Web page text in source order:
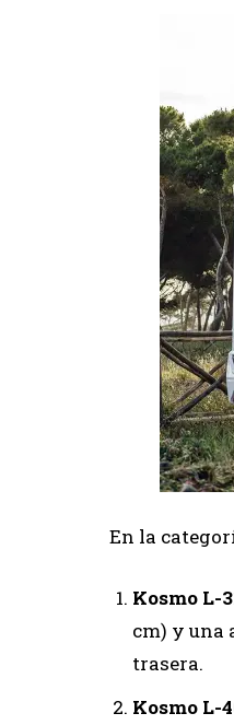
En la
Kosmo L-
cm) y una
trasera.
Kosmo L-